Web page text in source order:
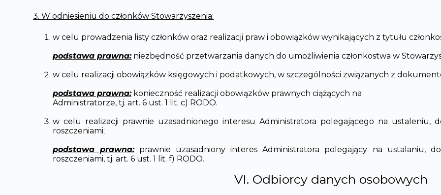
3. W odniesieniu do członków Stowarzyszenia:
w celu prowadzenia listy członków oraz realizacji praw i obowiązków wynikających z tytułu
podstawa prawna:niezbędność przetwarzania danych do umożliwienia członkostwa w
w celu realizacji obowiązków księgowych i podatkowych, w szczególności związanych z
podstawa prawna:konieczność realizacji obowiązków prawnych ciążących na
Administratorze, tj. art. 6 ust. 1 lit. c) RODO.
w celu realizacji prawnie uzasadnionego interesu Administratora polegającego na
roszczeniami;
podstawa prawna:prawnie uzasadniony interes Administratora polegający na ustalaniu,
roszczeniami, tj. art. 6 ust. 1 lit. f) RODO.
VI. Odbiorcy danych osobowych